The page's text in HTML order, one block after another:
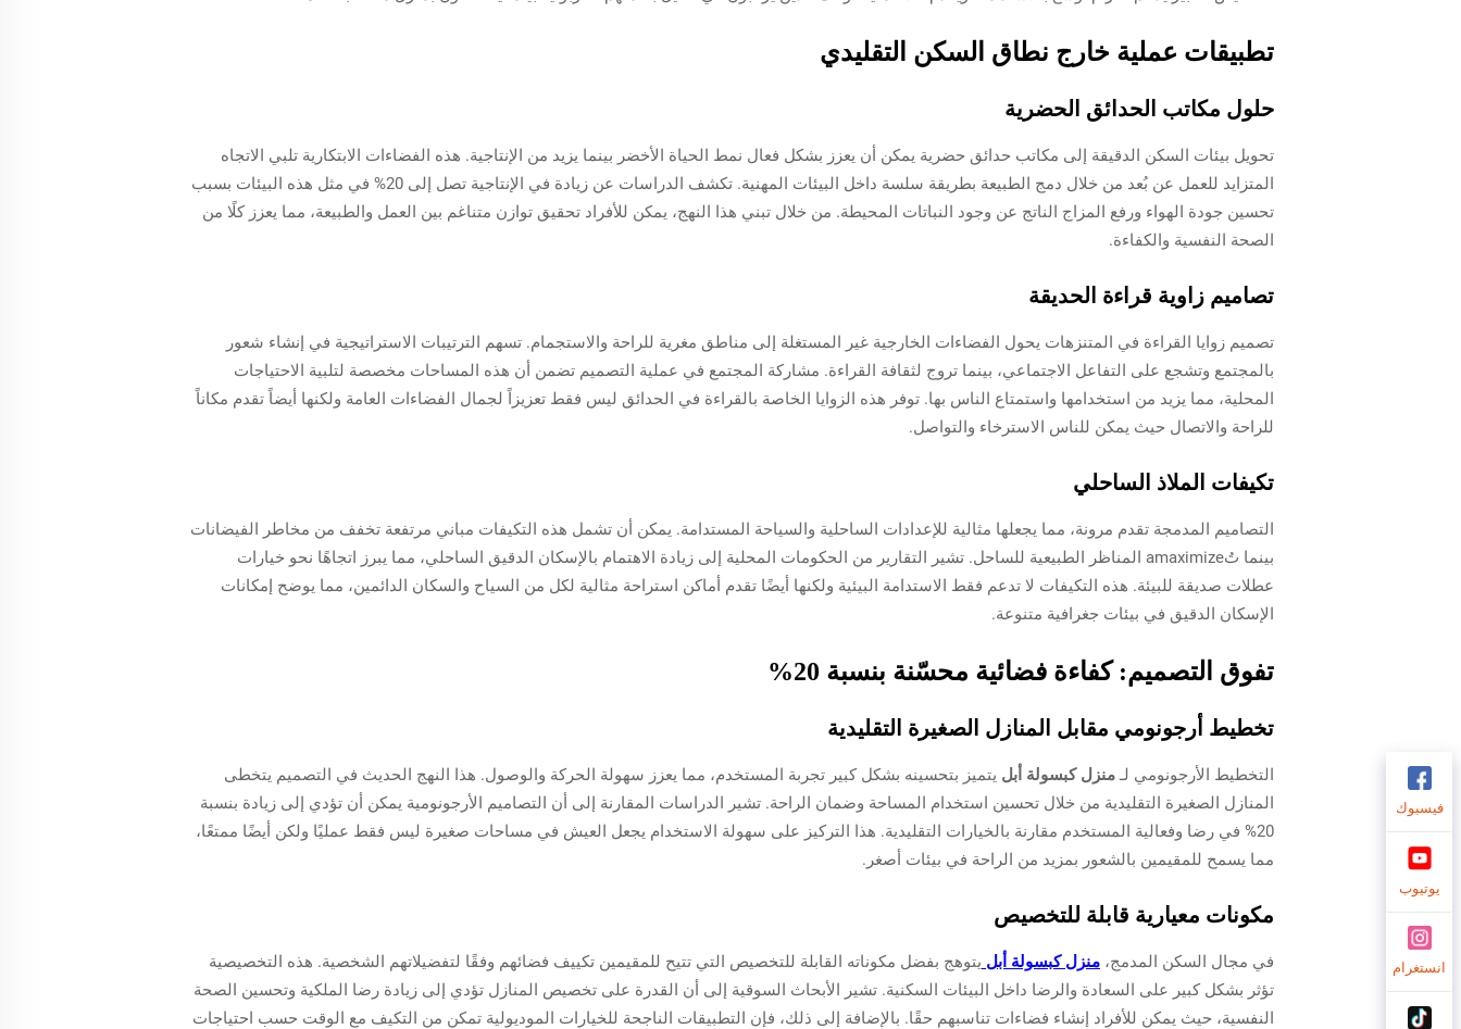
تطبيقات عملية خارج نطاق السكن التقليدي
حلول مكاتب الحدائق الحضرية
تحويل بيئات السكن الدقيقة إلى مكاتب حدائق حضرية يمكن أن يعزز بشكل فعال نمط الحياة الأخضر بينما يزيد من الإنتاجية. هذه الفضاءات الابتكارية تلبي الاتجاه
المتزايد للعمل عن بُعد من خلال دمج الطبيعة بطريقة سلسة داخل البيئات المهنية. تكشف الدراسات عن زيادة في الإنتاجية تصل إلى 20% في مثل هذه البيئات بسبب
تحسين جودة الهواء ورفع المزاج الناتج عن وجود النباتات المحيطة. من خلال تبني هذا النهج، يمكن للأفراد تحقيق توازن متناغم بين العمل والطبيعة، مما يعزز كلًا من
الصحة النفسية والكفاءة.
تصاميم زاوية قراءة الحديقة
تصميم زوايا القراءة في المتنزهات يحول الفضاءات الخارجية غير المستغلة إلى مناطق مغرية للراحة والاستجمام. تسهم الترتيبات الاستراتيجية في إنشاء شعور
بالمجتمع وتشجع على التفاعل الاجتماعي، بينما تروج لثقافة القراءة. مشاركة المجتمع في عملية التصميم تضمن أن هذه المساحات مخصصة لتلبية الاحتياجات
المحلية، مما يزيد من استخدامها واستمتاع الناس بها. توفر هذه الزوايا الخاصة بالقراءة في الحدائق ليس فقط تعزيزاً لجمال الفضاءات العامة ولكنها أيضاً تقدم مكاناً
للراحة والاتصال حيث يمكن للناس الاسترخاء والتواصل.
تكيفات الملاذ الساحلي
التصاميم المدمجة تقدم مرونة، مما يجعلها مثالية للإعدادات الساحلية والسياحة المستدامة. يمكن أن تشمل هذه التكيفات مباني مرتفعة تخفف من مخاطر الفيضانات
بينما تُamaximize المناظر الطبيعية للساحل. تشير التقارير من الحكومات المحلية إلى زيادة الاهتمام بالإسكان الدقيق الساحلي، مما يبرز اتجاهًا نحو خيارات
عطلات صديقة للبيئة. هذه التكيفات لا تدعم فقط الاستدامة البيئية ولكنها أيضًا تقدم أماكن استراحة مثالية لكل من السياح والسكان الدائمين، مما يوضح إمكانات
الإسكان الدقيق في بيئات جغرافية متنوعة.
تفوق التصميم: كفاءة فضائية محسّنة بنسبة 20%
تخطيط أرجونومي مقابل المنازل الصغيرة التقليدية
التخطيط الأرجونومي لـ منزل كبسولة أبل يتميز بتحسينه بشكل كبير تجربة المستخدم، مما يعزز سهولة الحركة والوصول. هذا النهج الحديث في التصميم يتخطى
المنازل الصغيرة التقليدية من خلال تحسين استخدام المساحة وضمان الراحة. تشير الدراسات المقارنة إلى أن التصاميم الأرجونومية يمكن أن تؤدي إلى زيادة بنسبة
20% في رضا وفعالية المستخدم مقارنة بالخيارات التقليدية. هذا التركيز على سهولة الاستخدام يجعل العيش في مساحات صغيرة ليس فقط عمليًا ولكن أيضًا ممتعًا،
مما يسمح للمقيمين بالشعور بمزيد من الراحة في بيئات أصغر.
مكونات معيارية قابلة للتخصيص
في مجال السكن المدمج، منزل كبسولة أبل يتوهج بفضل مكوناته القابلة للتخصيص التي تتيح للمقيمين تكييف فضائهم وفقًا لتفضيلاتهم الشخصية. هذه التخصيصية
تؤثر بشكل كبير على السعادة والرضا داخل البيئات السكنية. تشير الأبحاث السوقية إلى أن القدرة على تخصيص المنازل تؤدي إلى زيادة رضا الملكية وتحسين الصحة
النفسية، حيث يمكن للأفراد إنشاء فضاءات تناسبهم حقًا. بالإضافة إلى ذلك، فإن التطبيقات الناجحة للخيارات الموديولية تمكن من التكيف مع الوقت حسب احتياجات
فيسبوك
يوتيوب
انستغرام